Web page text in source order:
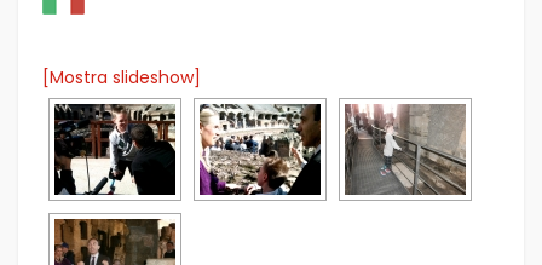
[Mostra slideshow]